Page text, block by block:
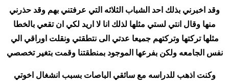
وقد اخبرني بذلك احد الشباب الثلاثه التي عرفتني بهم وقد حذرني
منها وقال انتي لستي مثلها لذلك انا لا اريد لكي ان تقعي بالخطا
مثلها تركتها وتركتهم جميعا عدتي الى نتطقتي ونقلت اوراقي الي
نفس الجامعه ولكن بفرعها الموجود بمنطقتنا وقمت بتغير تخصصي
وكنت اذهب للدراسه مع سائقي الباصات بسبب انشغال اخوتي